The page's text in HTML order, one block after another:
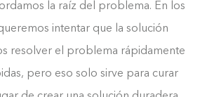
la raíz del problema. En los
intentar que la solución
resolver el problema rápidamente
pero eso solo sirve para curar